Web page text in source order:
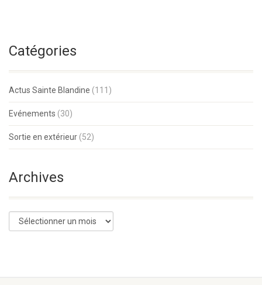
Catégories
Actus Sainte Blandine (111)
Evénements (30)
Sortie en extérieur (52)
Archives